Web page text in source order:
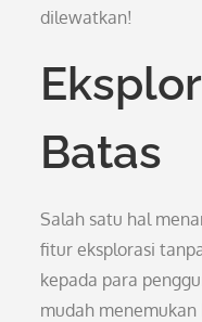
dilewatkan!
Batas
Salah satu hal
fitur eksplorasi
kepada para
mudah